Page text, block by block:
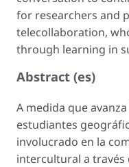
for researchers and
telecollaboration,
through learning in
Abstract (es)
A medida que
estudiantes
involucrado en la
intercultural a través